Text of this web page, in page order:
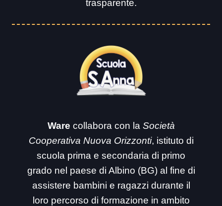
trasparente.
Ware collabora con la Società
Cooperativa Nuova Orizzonti, istituto di
scuola prima e secondaria di primo
grado nel paese di Albino (BG) al fine di
assistere bambini e ragazzi durante il
loro percorso di formazione in ambito